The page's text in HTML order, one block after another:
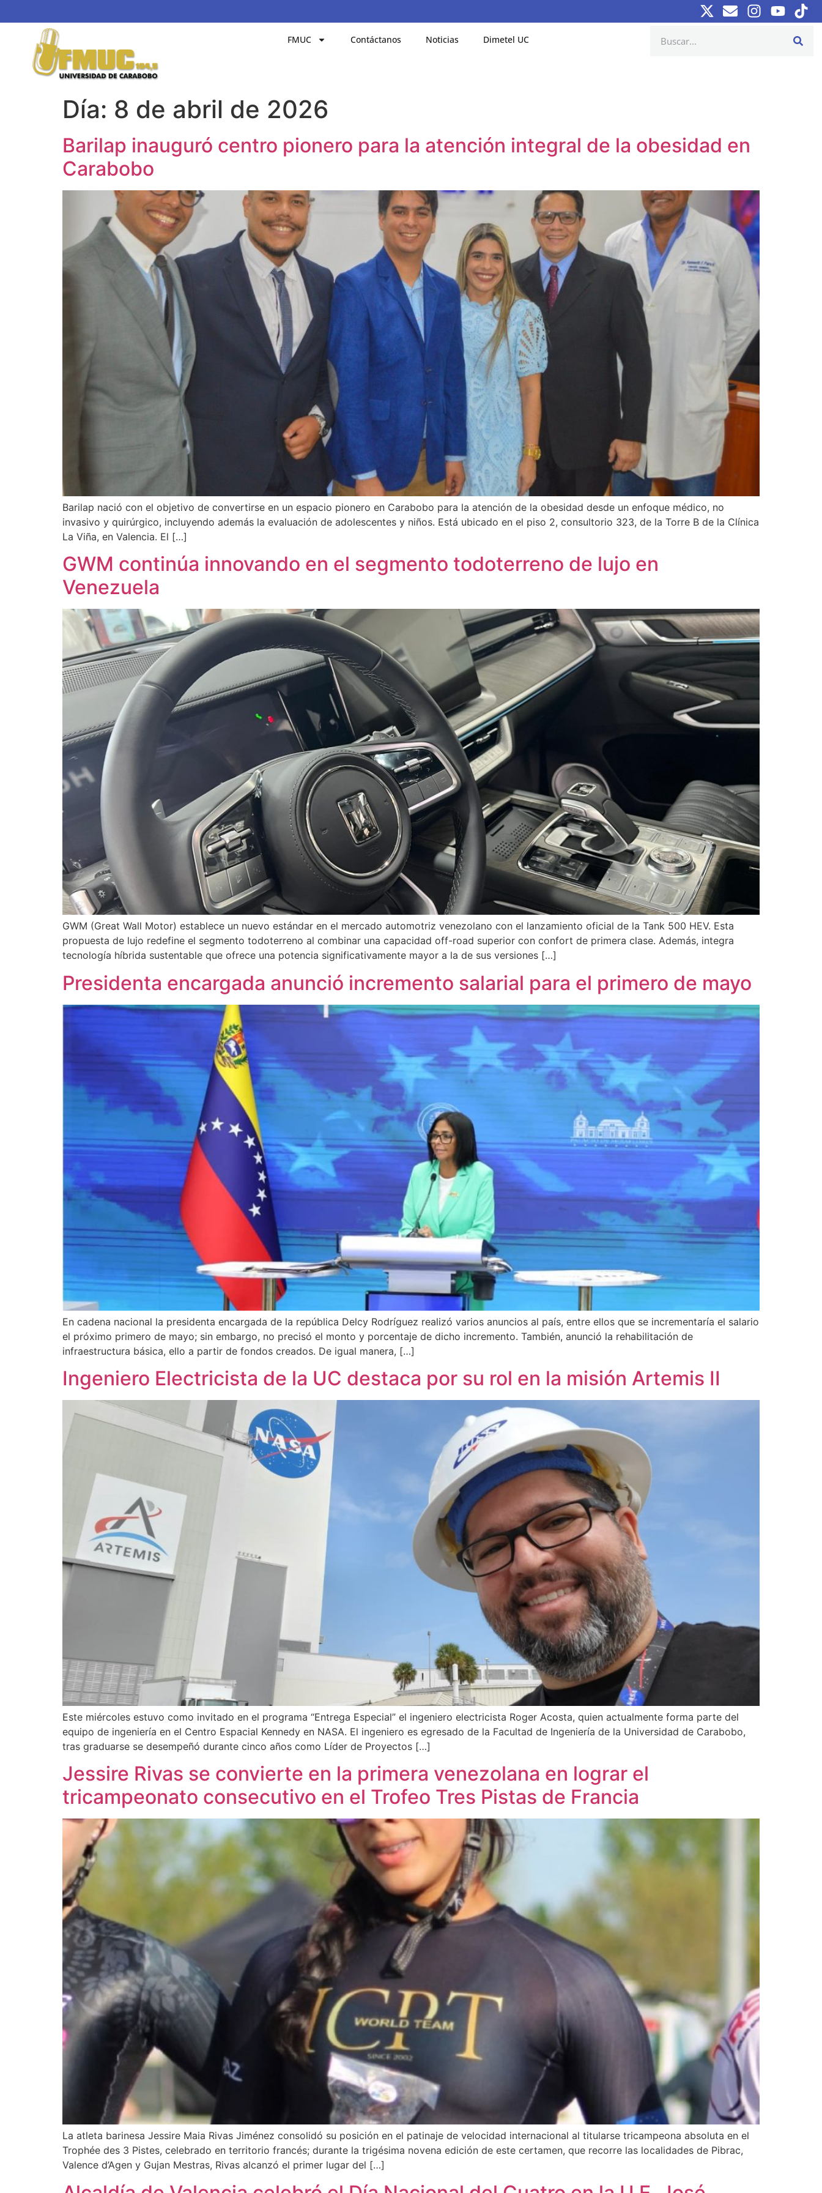
FMUC Contáctanos Noticias Dimetel UC
Día: 8 de abril de 2026
Barilap inauguró centro pionero para la atención integral de la obesidad en
Carabobo
Barilap nació con el objetivo de convertirse en un espacio pionero en Carabobo para la atención de la obesidad desde un enfoque médico, no
invasivo y quirúrgico, incluyendo además la evaluación de adolescentes y niños. Está ubicado en el piso 2, consultorio 323, de la Torre B de la Clínica
La Viña, en Valencia. El […]
GWM continúa innovando en el segmento todoterreno de lujo en
Venezuela
GWM (Great Wall Motor) establece un nuevo estándar en el mercado automotriz venezolano con el lanzamiento oficial de la Tank 500 HEV. Esta
propuesta de lujo redefine el segmento todoterreno al combinar una capacidad off-road superior con confort de primera clase. Además, integra
tecnología híbrida sustentable que ofrece una potencia significativamente mayor a la de sus versiones […]
Presidenta encargada anunció incremento salarial para el primero de mayo
En cadena nacional la presidenta encargada de la república Delcy Rodríguez realizó varios anuncios al país, entre ellos que se incrementaría el salario
el próximo primero de mayo; sin embargo, no precisó el monto y porcentaje de dicho incremento. También, anunció la rehabilitación de
infraestructura básica, ello a partir de fondos creados. De igual manera, […]
Ingeniero Electricista de la UC destaca por su rol en la misión Artemis II
Este miércoles estuvo como invitado en el programa “Entrega Especial” el ingeniero electricista Roger Acosta, quien actualmente forma parte del
equipo de ingeniería en el Centro Espacial Kennedy en NASA. El ingeniero es egresado de la Facultad de Ingeniería de la Universidad de Carabobo,
tras graduarse se desempeñó durante cinco años como Líder de Proyectos […]
Jessire Rivas se convierte en la primera venezolana en lograr el
tricampeonato consecutivo en el Trofeo Tres Pistas de Francia
La atleta barinesa Jessire Maia Rivas Jiménez consolidó su posición en el patinaje de velocidad internacional al titularse tricampeona absoluta en el
Trophée des 3 Pistes, celebrado en territorio francés; durante la trigésima novena edición de este certamen, que recorre las localidades de Pibrac,
Valence d’Agen y Gujan Mestras, Rivas alcanzó el primer lugar del […]